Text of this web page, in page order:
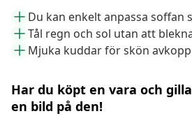
Du kan enkelt anpassa soffan
Tål regn och sol utan att
Mjuka kuddar för skön
Har du köpt en vara och
en bild på den!